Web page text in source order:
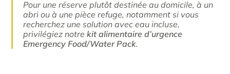
Pour une réserve plutôt destinée au domicile, à un
abri ou à une pièce refuge, notamment si vous
recherchez une solution avec eau incluse,
privilégiez notrekit alimentaire d’urgence
Emergency Food/Water Pack.